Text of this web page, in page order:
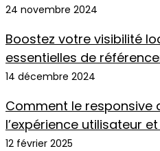
24 novembre 2024
Boostez votre visibilité
essentielles de
14 décembre 2024
Comment le responsive
l’expérience utilisateur
12 février 2025